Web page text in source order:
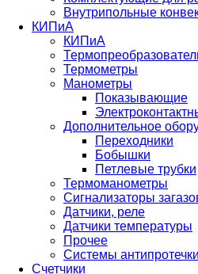
Внутрипольные
КИПиА
КИПиА
Термометры
Манометры
Показывающие
Дополнительное
Переходники
Бобышки
Петлевые трубки
Термоманометры
Сигнализаторы
Датчики, реле
Датчики температуры
Прочее
Системы антипротечки
Счетчики